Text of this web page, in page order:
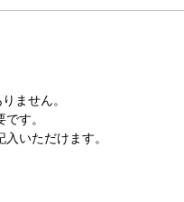
ません。
す。
いただけます。